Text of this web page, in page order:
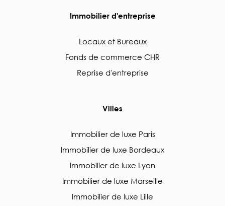
Immobilier d'entreprise
Locaux et Bureaux
Fonds de commerce CHR
Reprise d'entreprise
Villes
Immobilier de luxe Paris
Immobilier de luxe Bordeaux
Immobilier de luxe Lyon
Immobilier de luxe Marseille
Immobilier de luxe Lille